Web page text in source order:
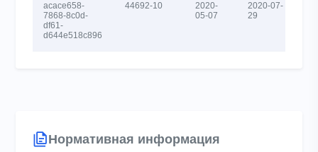
acace658-
7868-8c0d-
df61-
d644e518c896
44692-10
2020-
05-07
2020-07-
29
Нормативная информация